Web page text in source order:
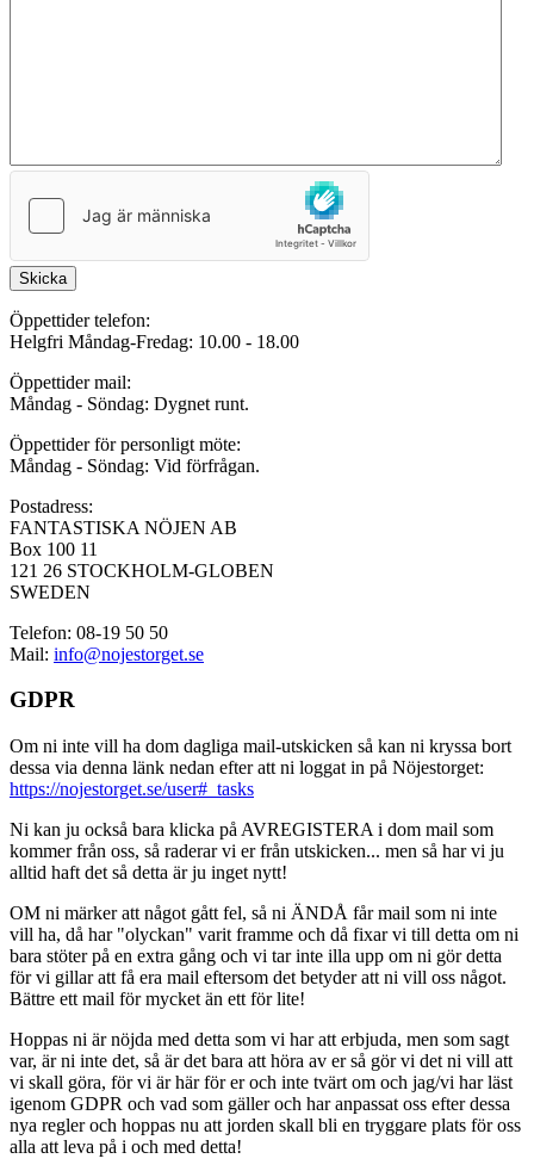
Skicka
Öppettider telefon:
Helgfri Måndag-Fredag: 10.00 - 18.00
Öppettider mail:
Måndag - Söndag: Dygnet runt.
Öppettider för personligt möte:
Måndag - Söndag: Vid förfrågan.
Postadress:
FANTASTISKA NÖJEN AB
Box 100 11
121 26 STOCKHOLM-GLOBEN
SWEDEN
Telefon: 08-19 50 50
Mail: info@nojestorget.se
GDPR
Om ni inte vill ha dom dagliga mail-utskicken så kan ni kryssa bort
dessa via denna länk nedan efter att ni loggat in på Nöjestorget:
https://nojestorget.se/user#_tasks
Ni kan ju också bara klicka på AVREGISTERA i dom mail som
kommer från oss, så raderar vi er från utskicken... men så har vi ju
alltid haft det så detta är ju inget nytt!
OM ni märker att något gått fel, så ni ÄNDÅ får mail som ni inte
vill ha, då har "olyckan" varit framme och då fixar vi till detta om ni
bara stöter på en extra gång och vi tar inte illa upp om ni gör detta
för vi gillar att få era mail eftersom det betyder att ni vill oss något.
Bättre ett mail för mycket än ett för lite!
Hoppas ni är nöjda med detta som vi har att erbjuda, men som sagt
var, är ni inte det, så är det bara att höra av er så gör vi det ni vill att
vi skall göra, för vi är här för er och inte tvärt om och jag/vi har läst
igenom GDPR och vad som gäller och har anpassat oss efter dessa
nya regler och hoppas nu att jorden skall bli en tryggare plats för oss
alla att leva på i och med detta!